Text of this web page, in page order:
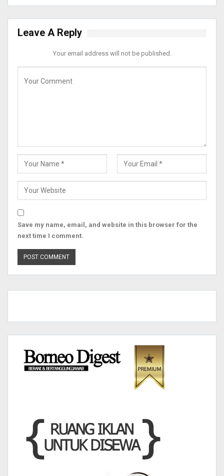
Leave A Reply
Your email address will not be published.
Save my name, email, and website in this browser for the
next time I comment.